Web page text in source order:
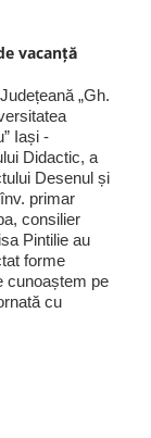
vacanță
„Gh.
Iași -
Didactic, a
Desenul și
primar
consilier
Pintilie au
forme
cunoaștem pe
cu